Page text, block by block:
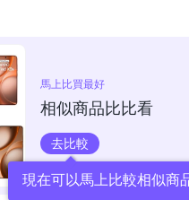
馬上比買最好
相似商品比比看
去比較
現在可以馬上比較相似商